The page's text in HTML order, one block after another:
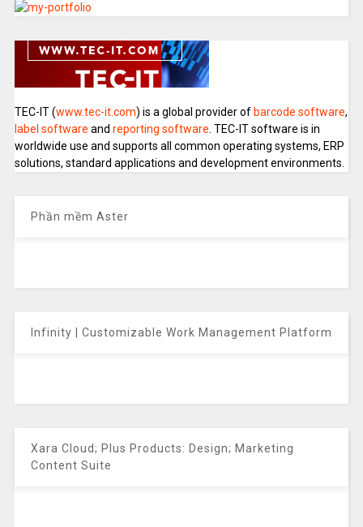
TEC-IT (www.tec-it.com) is a global provider of barcode software,
label software and reporting software . TEC-IT software is in
worldwide use and supports all common operating systems, ERP
solutions, standard applications and development environments.
Phần mềm Aster
Infinity | Customizable Work Management Platform
Xara Cloud; Plus Products: Design; Marketing
Content Suite